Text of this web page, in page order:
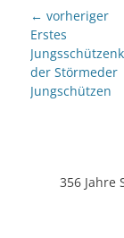
← vorheriger
Vorheriger
Beitrag:
Erstes
der Störmeder
Jungschützen
356 Jahre